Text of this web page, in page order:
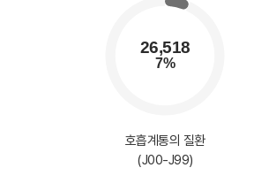
호흡계통의 질환
(J00-J99)